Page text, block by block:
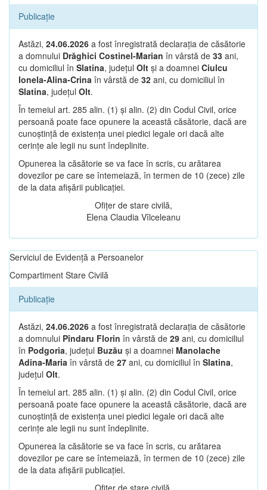
Publicație
Astăzi, 24.06.2026 a fost înregistrată declarația de căsătorie
a domnului Drăghici Costinel-Marian în vârstă de 33 ani,
cu domiciliul în Slatina, județul Olt și a doamnei Ciulcu
Ionela-Alina-Crina în vârstă de 32 ani, cu domiciliul în
Slatina, județul Olt.
În temeiul art. 285 alin. (1) și alin. (2) din Codul Civil, orice
persoană poate face opunere la această căsătorie, dacă are
cunoștință de existența unei piedici legale ori dacă alte
cerințe ale legii nu sunt îndeplinite.
Opunerea la căsătorie se va face în scris, cu arătarea
dovezilor pe care se întemeiază, în termen de 10 (zece) zile
de la data afișării publicației.
Ofițer de stare civilă,
Elena Claudia Vîlceleanu
Serviciul de Evidență a Persoanelor
Compartiment Stare Civilă
Publicație
Astăzi, 24.06.2026 a fost înregistrată declarația de căsătorie
a domnului Pîndaru Florin în vârstă de 29 ani, cu domiciliul
în Podgoria, județul Buzău și a doamnei Manolache
Adina-Maria în vârstă de 27 ani, cu domiciliul în Slatina,
județul Olt.
În temeiul art. 285 alin. (1) și alin. (2) din Codul Civil, orice
persoană poate face opunere la această căsătorie, dacă are
cunoștință de existența unei piedici legale ori dacă alte
cerințe ale legii nu sunt îndeplinite.
Opunerea la căsătorie se va face în scris, cu arătarea
dovezilor pe care se întemeiază, în termen de 10 (zece) zile
de la data afișării publicației.
Ofițer de stare civilă,